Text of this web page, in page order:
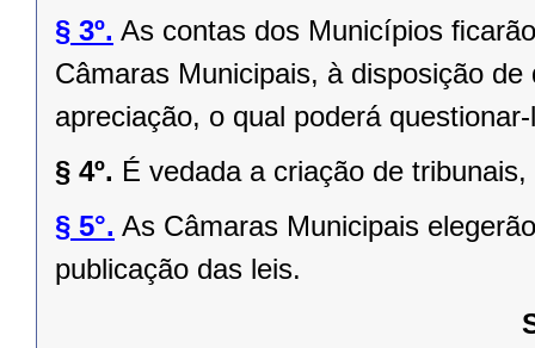
§ 3º. As contas dos Municípios
Câmaras Municipais, à disposição
apreciação, o qual poderá
§ 4º. É vedada a criação de
§ 5°. As Câmaras Municipais
publicação das leis.